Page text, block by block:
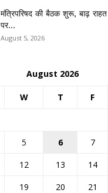
मंत्रिपरिषद की बैठक शुरू, बाढ़ राहत
पर...
August 5, 2026
August 2026
W T F
5 6 7
12 13 14
19 20 21